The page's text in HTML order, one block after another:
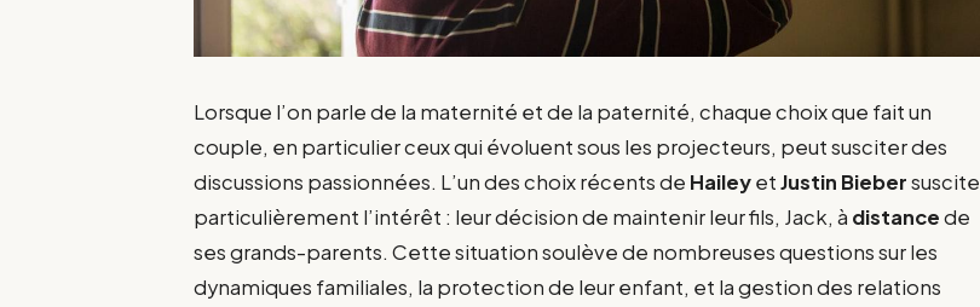
Lorsque l’on parle de la maternité et de la paternité, chaque choix que fait un
couple, en particulier ceux qui évoluent sous les projecteurs, peut susciter des
discussions passionnées. L’un des choix récents de HaileyetJustin Biebersuscite
particulièrement l’intérêt : leur décision de maintenir leur fils, Jack, à distancede
ses grands-parents. Cette situation soulève de nombreuses questions sur les
dynamiques familiales, la protection de leur enfant, et la gestion des relations